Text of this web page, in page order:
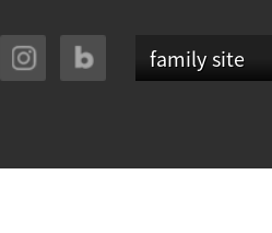
family site